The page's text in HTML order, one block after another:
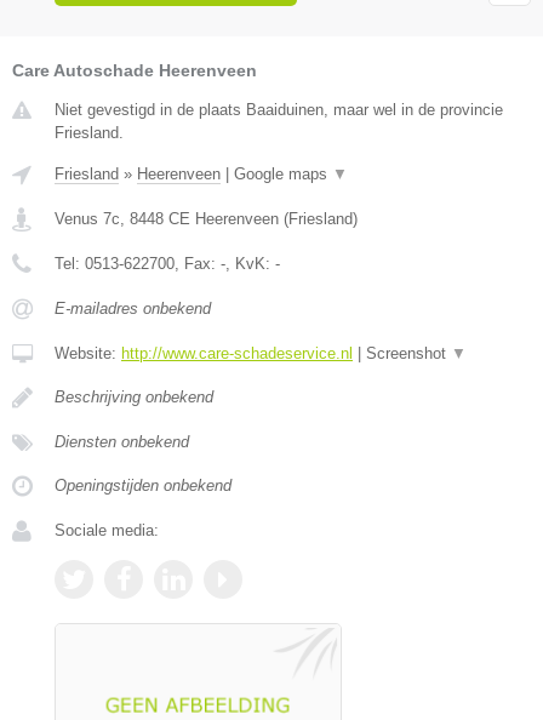
Care Autoschade Heerenveen
Niet gevestigd in de plaats Baaiduinen, maar wel in de provincie
Friesland.
Friesland » Heerenveen Google maps ▼
Venus 7c, 8448 CE Heerenveen (Friesland)
Tel: 0513-622700, Fax: -, KvK: -
E-mailadres onbekend
Website: http://www.care-schadeservice.nl Screenshot ▼
Beschrijving onbekend
Diensten onbekend
Openingstijden onbekend
Sociale media: